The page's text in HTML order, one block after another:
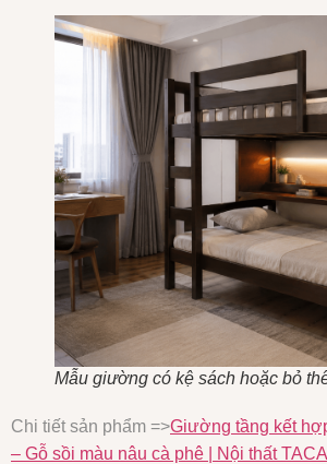
Mẫu giường có kệ sách hoặc bỏ
Chi tiết sản phẩm =>Giường tầng kết
– Gỗ sồi màu nâu cà phê | Nội thất